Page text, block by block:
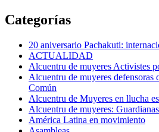
Categorías
20 aniversario Pachakuti:
ACTUALIDAD
Alcuentru de muyeres Activistes
Alcuentru de muyeres defensoras
Común
Alcuentru de Muyeres en llucha
Alcuentru de muyeres:
América Latina en movimiento